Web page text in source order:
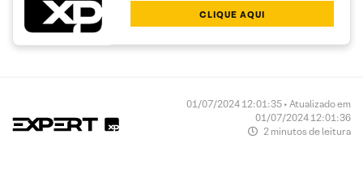
CLIQUE AQUI
01/07/2024 12:01:35 • Atualizado em
01/07/2024 12:01:36
2 minutos de leitura